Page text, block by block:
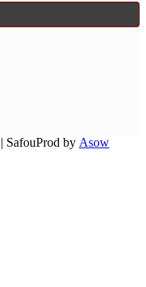
SafouProd by Asow